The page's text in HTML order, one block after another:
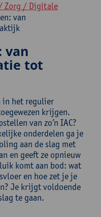
Zorg / Digitale
van
van
tot
in het regulier
krijgen.
van zo’n IAC?
onderdelen ga je
aan de slag met
en geeft ze opnieuw
komt aan bod: wat
en hoe zet je je
Je krijgt voldoende
te gaan.